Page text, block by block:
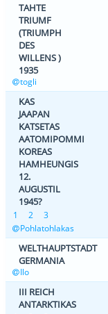
TAHTE
TRIUMF
(TRIUMPH
DES
WILLENS )
1935
togli
KAS
JAAPAN
KATSETAS
AATOMIPOMMI
KOREAS
HAMHEUNGIS
12.
AUGUSTIL
1945?
1 2
3
Pohlatohlakas
WELTHAUPTSTADT
GERMANIA
Ilo
III REICH
ANTARKTIKAS